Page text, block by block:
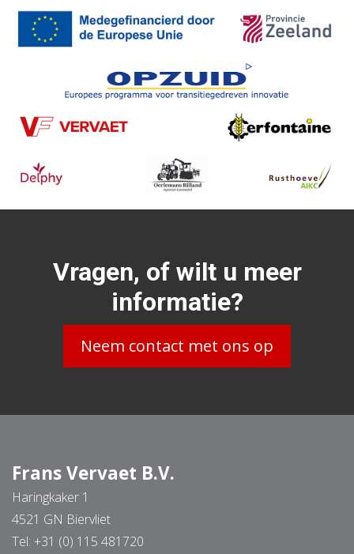
Vragen, of wilt u meer
informatie?
Neem contact met ons op
Frans Vervaet B.V.
Haringkaker 1
4521 GN Biervliet
Tel: +31 (0) 115 481720